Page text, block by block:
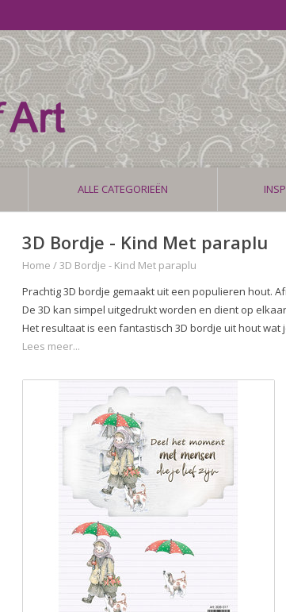
ALLE CATEGORIEËN
3D Bordje - Kind Met paraplu
Home /3D Bordje - Kind Met paraplu
Prachtig 3D bordje gemaakt uit een populieren hout.
De 3D kan simpel uitgedrukt worden en dient op
Het resultaat is een fantastisch 3D bordje uit hout
Lees meer...